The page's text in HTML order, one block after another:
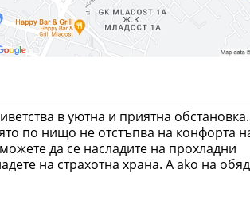
в уютна и приятна обстановка.
по нищо не отстъпва на конфорта
да се насладите на прохладни
на страхотна храна. A ako на обяд